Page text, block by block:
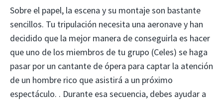
Sobre el papel, la escena y su montaje son bastante
sencillos. Tu tripulación necesita una aeronave y han
decidido que la mejor manera de conseguirla es hacer
que uno de los miembros de tu grupo (Celes) se haga
pasar por un cantante de ópera para captar la atención
de un hombre rico que asistirá a un próximo
espectáculo. . Durante esa secuencia, debes ayudar a